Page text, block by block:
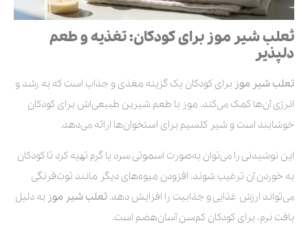
ثعلب شیر موز برای کودکان: تغذیه و طعم
دلپذیر
ثعلب شیر موز برای کودکان یک گزینه مغذی و جذاب است که به رشد و
انرژی آن‌ها کمک می‌کند. موز با طعم شیرین طبیعی‌اش برای کودکان
خوشایند است و شیر کلسیم برای استخوان‌ها ارائه می‌دهد.
این نوشیدنی را می‌توان به‌صورت اسموتی سرد یا گرم تهیه کرد تا کودکان
به خوردن آن ترغیب شوند. افزودن میوه‌های دیگر مانند توت‌فرنگی
می‌تواند ارزش غذایی و جذابیت را افزایش دهد. ثعلب شیر موز به دلیل
بافت نرم، برای کودکان کم‌سن آسان‌هضم است.